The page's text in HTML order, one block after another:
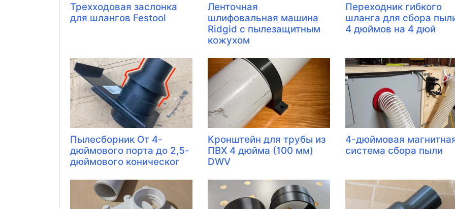
Трехходовая заслонка
для шлангов Festool
Ленточная
шлифовальная машина
Ridgid с пылезащитным
кожухом
Переходник гибкого
шланга для сбора
4 дюймов на 4 дюй
Пылесборник От 4-
дюймового порта до 2,5-
дюймового коническог
Кронштейн для трубы из
ПВХ 4 дюйма (100 мм)
DWV
4-дюймовая
система сбора пыли